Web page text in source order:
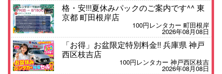
格・安!!!夏休みパックのご案内です^^ 東
京都 町田根岸店
100円レンタカー 町田根岸
2026年08月08日
「お得」お盆限定特別料金!! 兵庫県 神戸
西区枝吉店
100円レンタカー 神戸西区枝吉
2026年08月08日